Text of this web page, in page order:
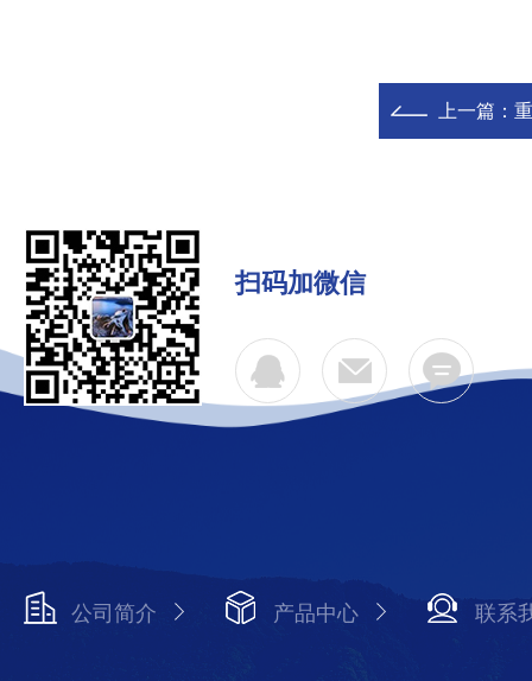
上一篇：
扫码加微信
公司简介 产品中心 联系